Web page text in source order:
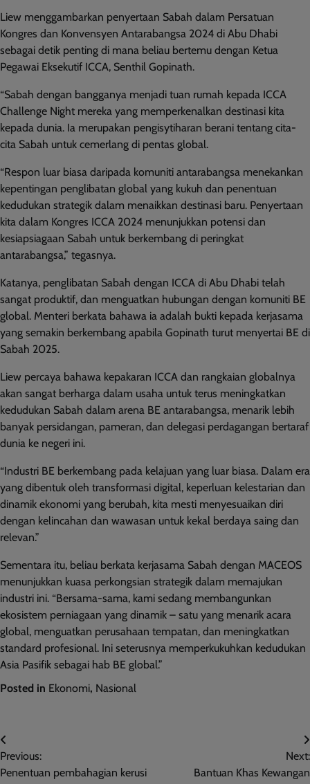
Liew menggambarkan penyertaan Sabah dalam Persatuan
Kongres dan Konvensyen Antarabangsa 2024 di Abu Dhabi
sebagai detik penting di mana beliau bertemu dengan Ketua
Pegawai Eksekutif ICCA, Senthil Gopinath.
“Sabah dengan bangganya menjadi tuan rumah kepada ICCA
Challenge Night mereka yang memperkenalkan destinasi kita
kepada dunia. Ia merupakan pengisytiharan berani tentang cita-
cita Sabah untuk cemerlang di pentas global.
“Respon luar biasa daripada komuniti antarabangsa menekankan
kepentingan penglibatan global yang kukuh dan penentuan
kedudukan strategik dalam menaikkan destinasi baru. Penyertaan
kita dalam Kongres ICCA 2024 menunjukkan potensi dan
kesiapsiagaan Sabah untuk berkembang di peringkat
antarabangsa,” tegasnya.
Katanya, penglibatan Sabah dengan ICCA di Abu Dhabi telah
sangat produktif, dan menguatkan hubungan dengan komuniti BE
global. Menteri berkata bahawa ia adalah bukti kepada kerjasama
yang semakin berkembang apabila Gopinath turut menyertai BE di
Sabah 2025.
Liew percaya bahawa kepakaran ICCA dan rangkaian globalnya
akan sangat berharga dalam usaha untuk terus meningkatkan
kedudukan Sabah dalam arena BE antarabangsa, menarik lebih
banyak persidangan, pameran, dan delegasi perdagangan bertaraf
dunia ke negeri ini.
“Industri BE berkembang pada kelajuan yang luar biasa. Dalam era
yang dibentuk oleh transformasi digital, keperluan kelestarian dan
dinamik ekonomi yang berubah, kita mesti menyesuaikan diri
dengan kelincahan dan wawasan untuk kekal berdaya saing dan
relevan.”
Sementara itu, beliau berkata kerjasama Sabah dengan MACEOS
menunjukkan kuasa perkongsian strategik dalam memajukan
industri ini. “Bersama-sama, kami sedang membangunkan
ekosistem perniagaan yang dinamik – satu yang menarik acara
global, menguatkan perusahaan tempatan, dan meningkatkan
standard profesional. Ini seterusnya memperkukuhkan kedudukan
Asia Pasifik sebagai hab BE global.”
Posted in Ekonomi, Nasional
Post
navigation
Previous:
Penentuan pembahagian kerusi
Next:
Bantuan Khas Kewangan